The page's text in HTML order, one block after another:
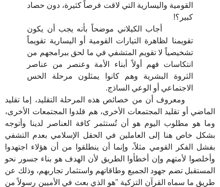
القومية واليسارية التي لاقت فرصاً كثيرة، دون حصاد
كبير؟!
أجاب الكيلاني موضحاً بأنه يجب أن يكون
تقويمنا لظاهرة التيارات القومية أو اليسارية تقويماً
تشخيصياً لا تقويم المتشفي في ما لحق ببرامجهم من
انتكاسات فهم أولاً أبناء الأمة وعنصر من عناصر
الثروة البشرية وهم كانوا يمثلون مرحلة الحس
الاجتماعي أو الوعي الساذج.
ومعروف أن من خصائص هذه المرحلة التقليد، إما تقليد
الماضي أو تقليد المجتمعات الأخرى، هم قلدوا المجتمعات الأخرى،
وما هو مطلوب اليوم هو أن تُستثمر كافة العناصر لدينا وأتوجه
بشكل خاص هنا إلى العاملين في الحقل الإسلامي بعدم التشفي
بفشل الفكر القومي مثلاً، وإنما أن ينطلقوا من أن هؤلاء اجتهدوا
وأخلصوا لأمتهم وإن أخطأوا الطريق لأن الهدف هو بناء جسور نحو
المستقبل تضم جهود الجميع وطاقاتهم واستثمار تجاربهم، وذلك عن
طريق ما سماه القرآن التزكية "هو الذي بعث في الأميين رسولاً من